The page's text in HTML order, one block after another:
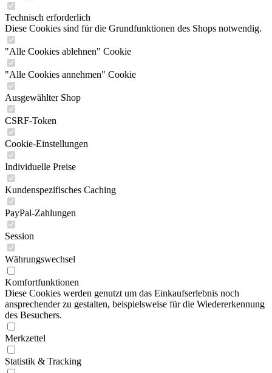
Technisch erforderlich
Diese Cookies sind für die Grundfunktionen des Shops notwendig.
"Alle Cookies ablehnen" Cookie
"Alle Cookies annehmen" Cookie
Ausgewählter Shop
CSRF-Token
Cookie-Einstellungen
Individuelle Preise
Kundenspezifisches Caching
PayPal-Zahlungen
Session
Währungswechsel
Komfortfunktionen
Diese Cookies werden genutzt um das Einkaufserlebnis noch
ansprechender zu gestalten, beispielsweise für die Wiedererkennung
des Besuchers.
Merkzettel
Statistik & Tracking